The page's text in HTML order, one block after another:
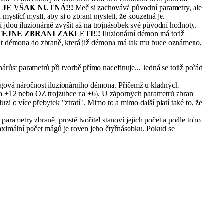
VŠAK NUTNÁ!!! Meč si zachovává původní parametry, ale
mysli, aby si o zbrani mysleli, že kouzelná je.
iluzionárně zvýšit až na trojnásobek své původní hodnoty.
ZBRANI ZAKLETI!!! Iluzionární démon má totiž
do zbraně, která již démona má tak mu bude oznámeno,
parametrů při tvorbě přímo nadefinuje... Jedná se totiž pořád
náročnost iluzionárního démona. Přičemž u kladných
+12 nebo OZ trojzubce na +6). U záporných parametrů zbrani
o více přebytek "ztratí". Mimo to a mimo další platí také to, že
zbraně, prostě tvořitel stanoví jejich počet a podle toho
počet mágů je roven jeho čtyřnásobku. Pokud se